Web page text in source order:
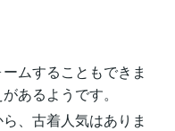
ムすることもできま
あるようです。
、古着人気はありま